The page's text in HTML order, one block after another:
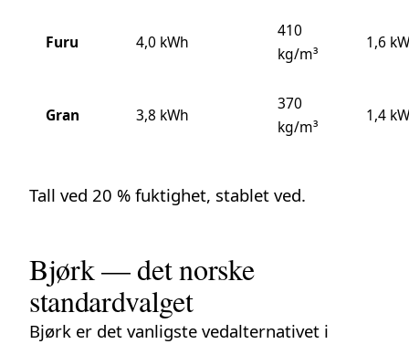
Furu 4,0 kWh
410
kg/m³
1,6
Gran 3,8 kWh
370
kg/m³
1,4
Tall ved 20 % fuktighet, stablet ved.
Bjørk — det norske
standardvalget
Bjørk er det vanligste vedalternativet i